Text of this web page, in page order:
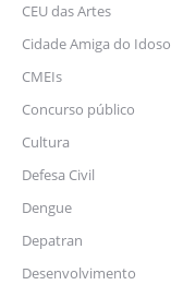
CEU das Artes
Cidade Amiga do Idoso
CMEIs
Concurso público
Cultura
Defesa Civil
Dengue
Depatran
Desenvolvimento